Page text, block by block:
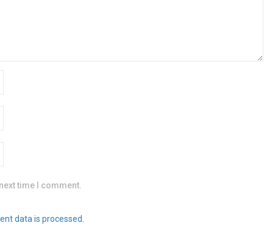
time I comment.
data is processed